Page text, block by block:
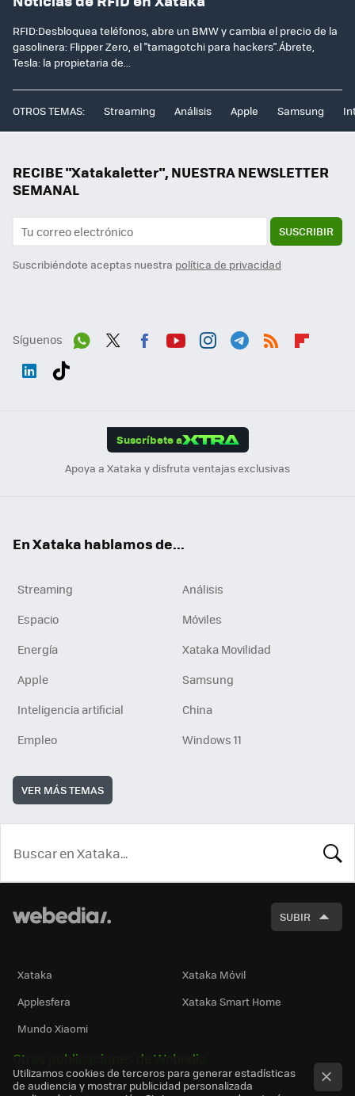
RFID:Desbloquea teléfonos, abre un BMW y cambia el precio de la
gasolinera: Flipper Zero, el "tamagotchi para hackers".Ábrete,
Tesla: la propietaria de...
OTROS TEMAS: Streaming Análisis Apple Samsung
RECIBE "Xatakaletter", NUESTRA NEWSLETTER
SEMANAL
SUSCRIBIR
Suscribiéndote aceptas nuestra política de privacidad
Síguenos
Suscríbete a
Apoya a Xataka y disfruta ventajas exclusivas
En Xataka hablamos de...
Streaming
Análisis
Espacio
Móviles
Energía
Xataka Movilidad
Apple
Samsung
Inteligencia artificial
China
Empleo
Windows 11
VER MÁS TEMAS
SUBIR
Xataka
Xataka Móvil
Applesfera
Xataka Smart Home
Mundo Xiaomi
Otras publicaciones de Webedia
Utilizamos cookies de terceros para generar estadísticas
de audiencia y mostrar publicidad personalizada